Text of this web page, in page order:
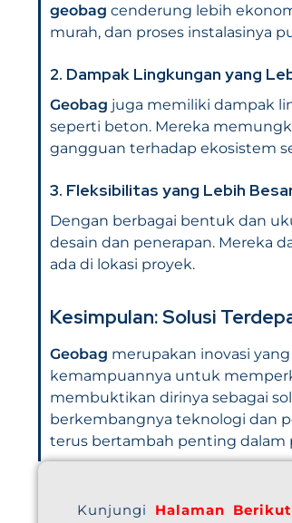
geobag cenderung lebih
murah, dan proses instalasinya
2. Dampak Lingkungan yang
Geobag juga memiliki dampak
seperti beton. Mereka
gangguan terhadap ekosistem
3. Fleksibilitas yang Lebih
Dengan berbagai bentuk dan
desain dan penerapan. Mereka
ada di lokasi proyek.
Kesimpulan: Solusi
Geobag merupakan inovasi
kemampuannya untuk
membuktikan dirinya sebagai
berkembangnya teknologi dan
terus bertambah penting dalam
Kunjungi Halaman